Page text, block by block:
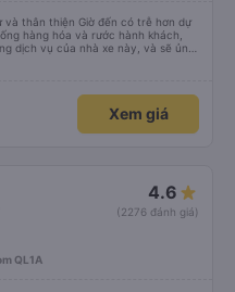
và thân thiện Giờ đến có trễ hơn dự
hàng hóa và rước hành khách,
dịch vụ của nhà xe này, và sẽ ủng
vụ của nhà xe này
Xem giá
4.6
(2276 đánh giá)
QL1A